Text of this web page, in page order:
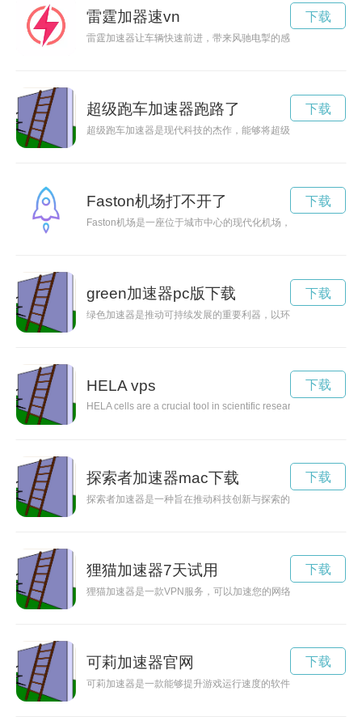
雷霆加器速vn
雷霆加速器让车辆快速前进，带来风驰电掣的感觉，让人乐在其
下载
超级跑车加速器跑路了
超级跑车加速器是现代科技的杰作，能够将超级跑车的性能发
下载
Faston机场打不开了
Faston机场是一座位于城市中心的现代化机场，为乘客提供快捷
下载
green加速器pc版下载
绿色加速器是推动可持续发展的重要利器，以环保和创新为核
下载
HELA vps
HELA cells are a crucial tool in scientific research, playing a
下载
探索者加速器mac下载
探索者加速器是一种旨在推动科技创新与探索的工具，为探索
下载
狸猫加速器7天试用
狸猫加速器是一款VPN服务，可以加速您的网络连接速度，保
下载
可莉加速器官网
可莉加速器是一款能够提升游戏运行速度的软件，不仅可以让
下载